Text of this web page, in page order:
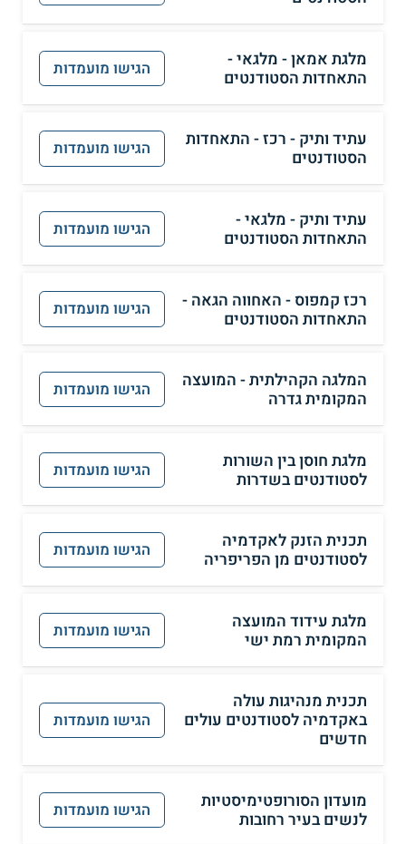
מלגת אמאן - מלגאי -
התאחדות הסטודנטים
הגישו מועמדות
עתיד ותיק - רכז - התאחדות
הסטודנטים
הגישו מועמדות
עתיד ותיק - מלגאי -
התאחדות הסטודנטים
הגישו מועמדות
רכז קמפוס - האחווה הגאה -
התאחדות הסטודנטים
הגישו מועמדות
המלגה הקהילתית - המועצה
המקומית גדרה
הגישו מועמדות
מלגת חוסן בין השורות
לסטודנטים בשדרות
הגישו מועמדות
תכנית הזנק לאקדמיה
לסטודנטים מן הפריפריה
הגישו מועמדות
מלגת עידוד המועצה
המקומית רמת ישי
הגישו מועמדות
תכנית מנהיגות עולה
באקדמיה לסטודנטים עולים
חדשים
הגישו מועמדות
מועדון הסורופטימיסטיות
לנשים בעיר רחובות
הגישו מועמדות